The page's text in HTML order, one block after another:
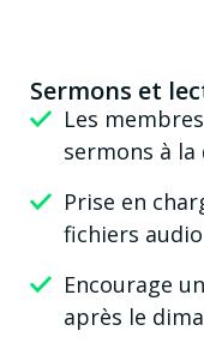
Sermons et
Les
sermons à la
Prise en
fichiers
Encourage
après le